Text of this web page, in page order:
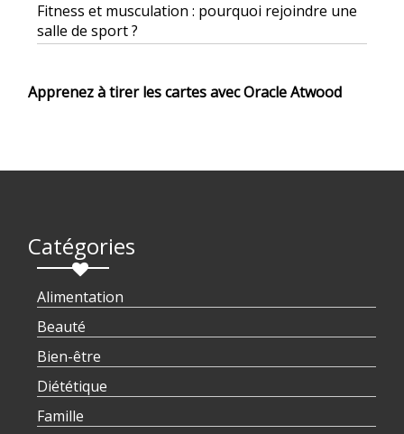
Fitness et musculation : pourquoi rejoindre une
salle de sport ?
Apprenez à tirer les cartes avec Oracle Atwood
Catégories
Alimentation
Beauté
Bien-être
Diététique
Famille